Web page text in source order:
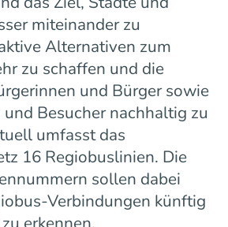
miteinander zu
Alternativen zum
zu schaffen und die
und Bürger sowie
Besucher nachhaltig zu
umfasst das
16 Regiobuslinien. Die
sollen dabei
Verbindungen künftig